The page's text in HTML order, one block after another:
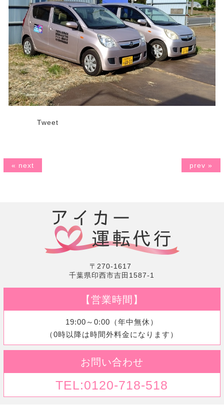
Tweet
« next prev »
〒270-1617
千葉県印西市吉田1587-1
【営業時間】
19:00～0:00（年中無休）
（0時以降は時間外料金になります）
お問い合わせ
TEL:0120-718-518